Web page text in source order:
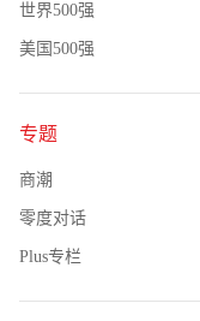
世界500强
美国500强
专题
商潮
零度对话
Plus专栏